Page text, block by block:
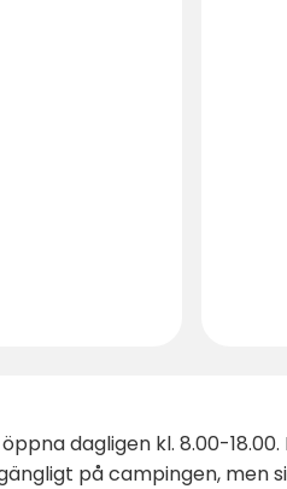
dagligen kl. 8.00-
på campingen, men